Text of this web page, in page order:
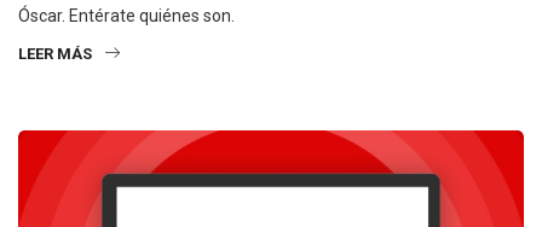
Óscar. Entérate quiénes son.
LEER MÁS